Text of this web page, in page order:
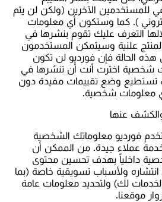
الآخرين (ولكن لن يتم
). كما وستكون أي معلومات
التعرف عليك تقوم بنشرها في
علنية وسيتمكن المستخدمون
الحالة فإن فورديو لن تكون
شخصية اخترت أنت أن تنشرها في
تستطيع وضع تقييمات مفيدة دون
معلومات شخصية.
فورديو معلوماتك الشخصية
عملاء جيدة. من الممكن أن
داخلياً بهدف تحسين محتوى
ولأسباب تسويقية خاصة (بما
لك) ولتحديد معلومات عامة
موقعنا.